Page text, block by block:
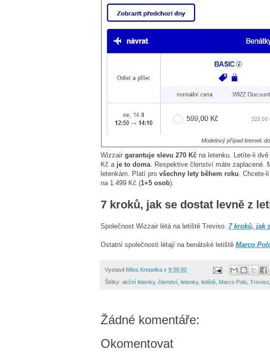
Modelový případ letenek
Wizzair garantuje slevu 270 Kčna letenku. Letíte-li dvě
Kč a je to doma. Respektive členství máte zaplacené.
letenkám. Platí pro všechny lety během roku .
na 1.499 Kč (1+5 osob).
7 kroků, jak se dostat levně z
Společnost Wizzair létá na letiště Treviso. 7 kroků, jak
Ostatní společnosti létají na benátské letiště Marco
Vystavil Milos Krepelka v 9:38:00
Štítky: akční letenky, členství letenky, letiště, Marco Polo, Treviso,
Žádné komentáře:
Okomentovat